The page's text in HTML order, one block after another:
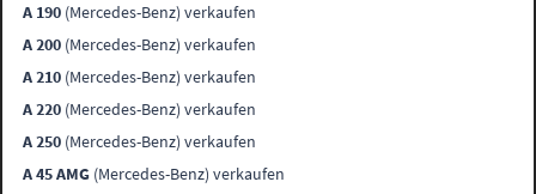
A 190 (Mercedes-Benz) verkaufen
A 200 (Mercedes-Benz) verkaufen
A 210 (Mercedes-Benz) verkaufen
A 220 (Mercedes-Benz) verkaufen
A 250 (Mercedes-Benz) verkaufen
A 45 AMG (Mercedes-Benz) verkaufen